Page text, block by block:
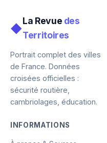
◆
La Revue des
Territoires
Portrait complet des villes
de France. Données
croisées officielles :
sécurité routière,
cambriolages, éducation.
INFORMATIONS